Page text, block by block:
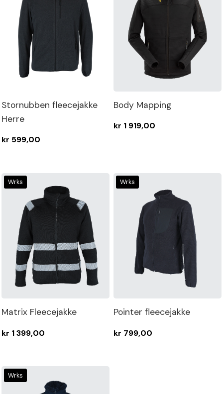
Stornubben fleecejakke
Herre
kr 599,00
Body Mapping
kr 1 919,00
Wrks
Matrix Fleecejakke
kr 1 399,00
Wrks
Pointer fleecejakke
kr 799,00
Wrks